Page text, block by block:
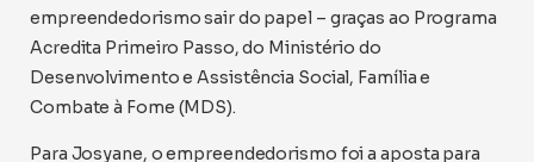
empreendedorismo sair do papel – graças ao Programa
Acredita Primeiro Passo, do Ministério do
Desenvolvimento e Assistência Social, Família e
Combate à Fome (MDS).
Para Josyane, o empreendedorismo foi a aposta para